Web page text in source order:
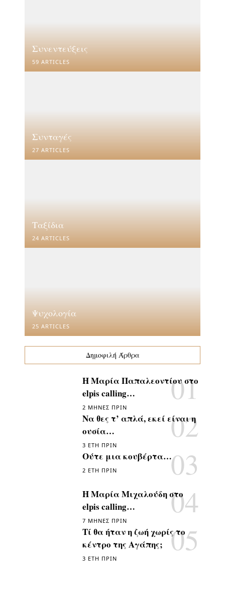
Συνεντεύξεις
59 ARTICLES
Συνταγές
27 ARTICLES
Ταξίδια
24 ARTICLES
Ψυχολογία
25 ARTICLES
Δημοφιλή Άρθρα
Η Μαρία Παπαλεοντίου στο
elpis calling…
2 ΜΉΝΕΣ ΠΡΙΝ
Να θες τ’ απλά, εκεί είναι η
ουσία…
3 ΈΤΗ ΠΡΙΝ
Ούτε μια κουβέρτα…
2 ΈΤΗ ΠΡΙΝ
Η Μαρία Μιχαλούδη στο
elpis calling…
7 ΜΉΝΕΣ ΠΡΙΝ
Τί θα ήταν η ζωή χωρίς το
κέντρο της Αγάπης;
3 ΈΤΗ ΠΡΙΝ